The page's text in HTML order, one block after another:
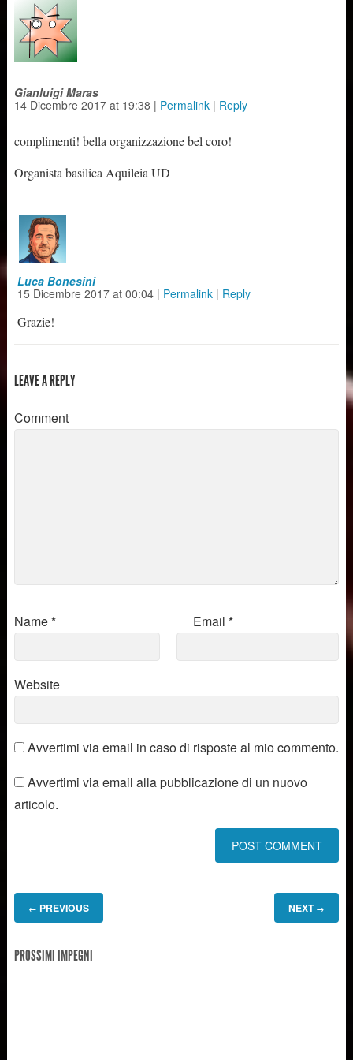
Gianluigi Maras
14 Dicembre 2017at 19:38 | Permalink| Reply
complimenti! bella organizzazione bel coro!
Organista basilica Aquileia UD
Luca Bonesini
15 Dicembre 2017at 00:04| Permalink| Reply
Grazie!
LEAVE A REPLY
Comment
Name* Email *
Website
Avvertimi via email in caso di risposte al mio commento.
Avvertimi via email alla pubblicazione di un nuovo
articolo.
← PREVIOUS NEXT →
PROSSIMI IMPEGNI